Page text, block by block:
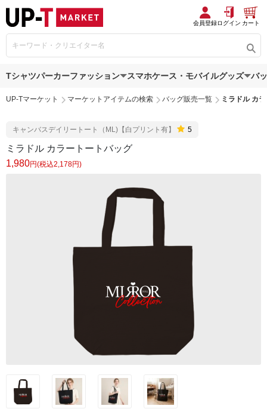
会員登録ログイン カート
Tシャツパーカーファッション スマホケース・モバイルグッズ バ
UP-Tマーケット マーケットアイテムの検索 バッグ販売一覧 ミラドル カ
キャンバスデイリートート（ML)【白プリント有】 5
ミラドル カラートートバッグ
1,980円(税込2,178円)